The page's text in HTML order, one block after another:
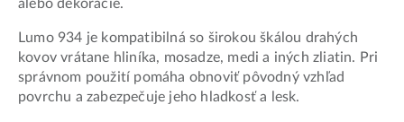
alebo dekorácie.
Lumo 934 je kompatibilná so širokou škálou drahých
kovov vrátane hliníka, mosadze, medi a iných zliatin. Pri
správnom použití pomáha obnoviť pôvodný vzhľad
povrchu a zabezpečuje jeho hladkosť a lesk.